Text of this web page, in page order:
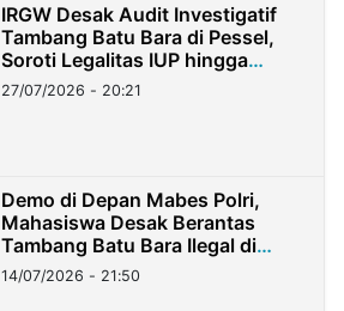
IRGW Desak Audit Investigatif
Tambang Batu Bara di Pessel,
Soroti Legalitas IUP hingga
Stockpile
27/07/2026 - 20:21
Demo di Depan Mabes Polri,
Mahasiswa Desak Berantas
Tambang Batu Bara Ilegal di
Lampung
14/07/2026 - 21:50